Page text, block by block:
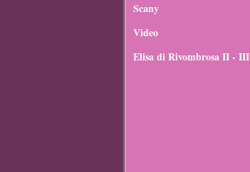
Scany
Video
Elisa di Rivombrosa II - III